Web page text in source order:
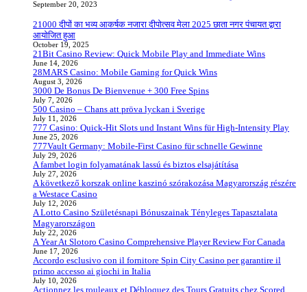
September 20, 2023
21000 दीपों का भव्य आकर्षक नजारा दीपोत्सव मेला 2025 छाता नगर पंचायत द्वारा
आयोजित हुआ
October 19, 2025
21Bit Casino Review: Quick Mobile Play and Immediate Wins
June 14, 2026
28MARS Casino: Mobile Gaming for Quick Wins
August 3, 2026
3000 De Bonus De Bienvenue + 300 Free Spins
July 7, 2026
500 Casino – Chans att pröva lyckan i Sverige
July 11, 2026
777 Casino: Quick‑Hit Slots und Instant Wins für High‑Intensity Play
June 25, 2026
777Vault Germany: Mobile‑First Casino für schnelle Gewinne
July 29, 2026
A fambet login folyamatának lassú és biztos elsajátítása
July 27, 2026
A következő korszak online kaszinó szórakozása Magyarország részére
a Westace Casino
July 12, 2026
A Lotto Casino Születésnapi Bónuszainak Tényleges Tapasztalata
Magyarországon
July 22, 2026
A Year At Slotoro Casino Comprehensive Player Review For Canada
June 17, 2026
Accordo esclusivo con il fornitore Spin City Casino per garantire il
primo accesso ai giochi in Italia
July 10, 2026
Actionnez les rouleaux et Débloquez des Tours Gratuits chez Scored